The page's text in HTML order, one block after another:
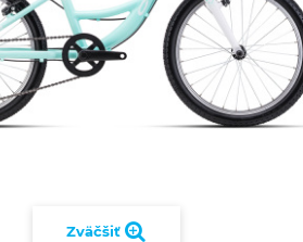
Zväčšiť